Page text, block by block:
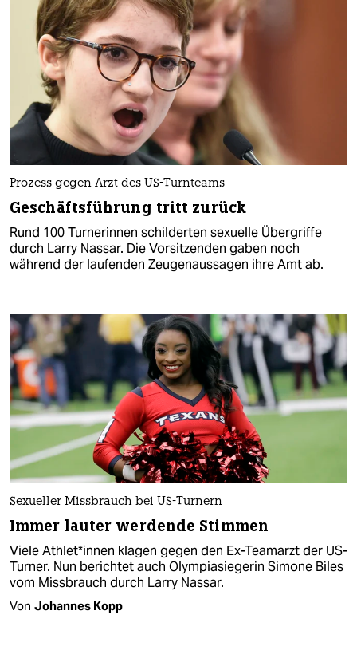
Prozess gegen Arzt des US-Turnteams
Geschäftsführung tritt zurück
Rund 100 Turnerinnen schilderten sexuelle Übergriffe
durch Larry Nassar. Die Vorsitzenden gaben noch
während der laufenden Zeugenaussagen ihre Amt ab.
Sexueller Missbrauch bei US-Turnern
Immer lauter werdende Stimmen
Viele Athlet*innen klagen gegen den Ex-Teamarzt der US-
Turner. Nun berichtet auch Olympiasiegerin Simone Biles
vom Missbrauch durch Larry Nassar.
Von Johannes Kopp